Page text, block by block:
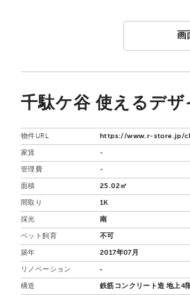
画
千駄ケ谷 使えるデ
物件URL https://www.r-store.jp/
家賃 -
管理費 -
面積 25.02㎡
間取り 1K
採光 南
ペット飼育 不可
築年 2017年07月
リノベーション ‐
構造 鉄筋コンクリート造 地上4